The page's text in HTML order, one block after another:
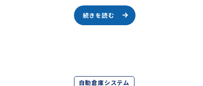
続きを読む
自動倉庫システム